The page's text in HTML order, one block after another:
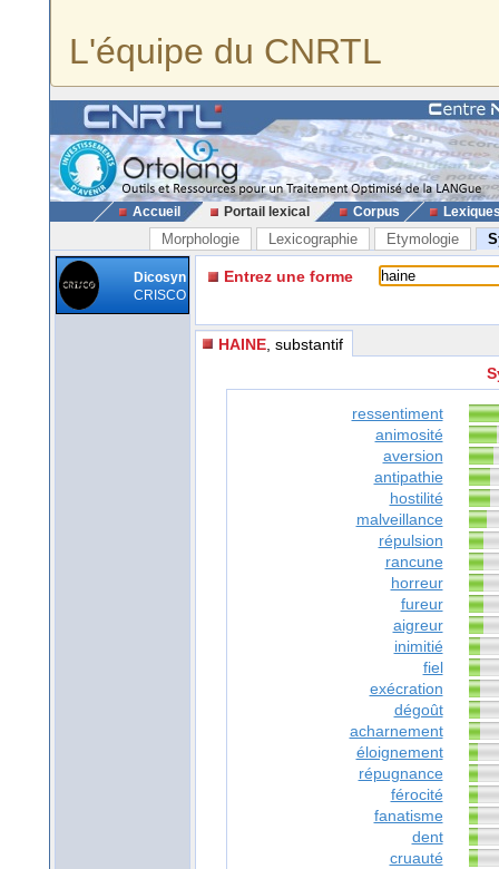
L'équipe du CNRTL
Accueil Portail lexical Corpus
Morphologie Lexicographie Etymologie
Dicosyn
CRISCO
Entrez une forme
HAINE , substantif
ressentiment
animosité
aversion
antipathie
hostilité
malveillance
répulsion
rancune
horreur
fureur
aigreur
inimitié
fiel
exécration
dégoût
acharnement
éloignement
répugnance
férocité
fanatisme
dent
cruauté